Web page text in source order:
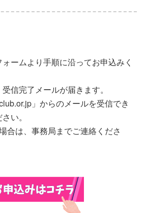
ームより手順に沿ってお申込みく
信完了メールが届きます。
」からのメールを受信でき
い。
合は、事務局までご連絡くださ